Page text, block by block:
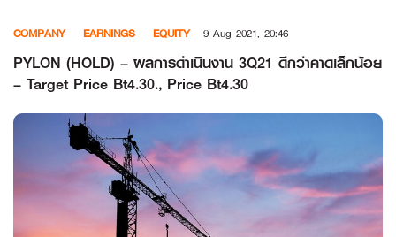
content
COMPANY EARNINGS EQUITY 9 Aug 2021, 20:46
PYLON (HOLD) – ผลการดำเนินงาน 3Q21 ดีกว่าคาดเล็กน้อย
– Target Price Bt4.30., Price Bt4.30